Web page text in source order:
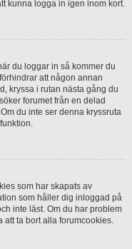
kunna logga in igen inom kort.
du loggar in så kommer du
att någon annan
kryssa i rutan nästa gång du
forumet från en delad
du inte ser denna kryssruta
som har skapats av
som håller dig inloggad på
inte läst. Om du har problem
att ta bort alla forumcookies.